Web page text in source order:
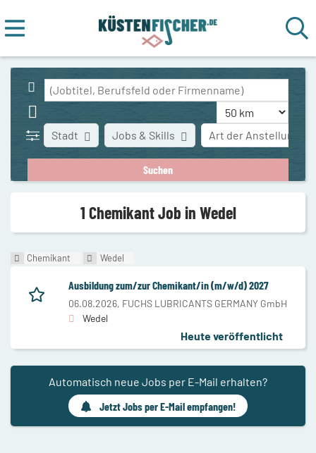
Stadt Art der Anstellung
Jobs & Skills
1 Chemikant Job in Wedel
Chemikant Wedel
Ausbildung zum/zur Chemikant/in (m/w/d) 2027
06.08.2026, FUCHS LUBRICANTS GERMANY GmbH
Wedel
Heute veröffentlicht
Automatisch neue Jobs per E-Mail erhalten?
Jetzt Jobs per E-Mail empfangen!